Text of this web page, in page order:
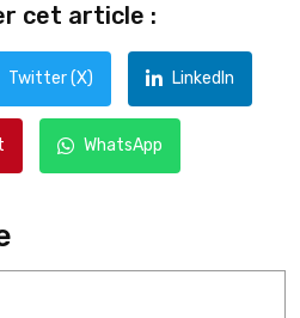
cet article :
Twitter (X) LinkedIn
WhatsApp